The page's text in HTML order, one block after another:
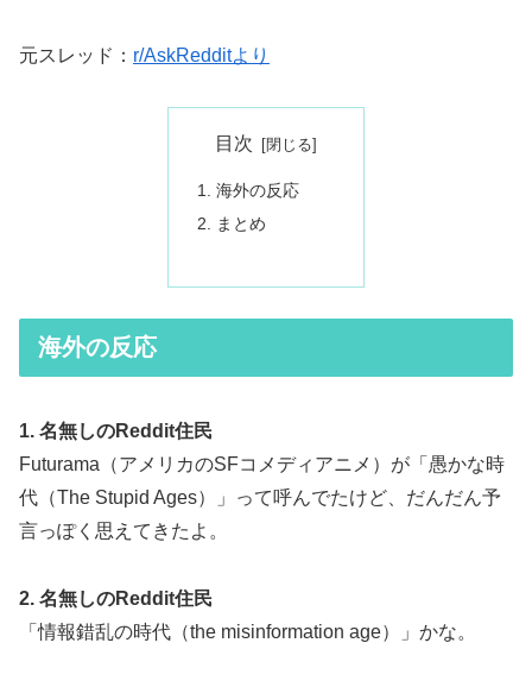
元スレッド： r/AskRedditより
目次
海外の反応
まとめ
海外の反応
1. 名無しのReddit住民
Futurama（アメリカのSFコメディアニメ）が「愚かな時
代（The Stupid Ages）」って呼んでたけど、だんだん予
言っぽく思えてきたよ。
2. 名無しのReddit住民
「情報錯乱の時代（the misinformation age）」かな。